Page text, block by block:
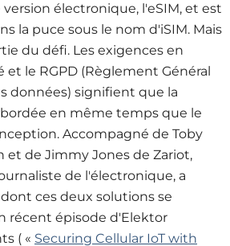
électronique, l'eSIM, et est
la puce sous le nom d'iSIM. Mais
du défi. Les exigences en
le RGPD (Règlement Général
données) signifient que la
en même temps que le
Accompagné de Toby
et de Jimmy Jones de Zariot,
de l'électronique, a
ces deux solutions se
récent épisode d'Elektor
( « Securing Cellular IoT with